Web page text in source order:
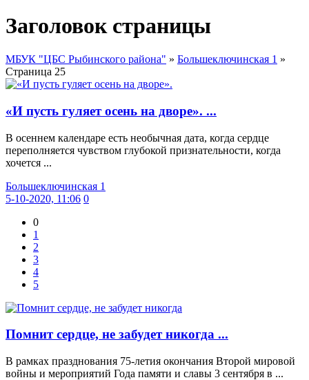
Заголовок страницы
МБУК "ЦБС Рыбинского района" » Большеключинская 1 »
Страница 25
«И пусть гуляет осень на дворе». ...
В осеннем календаре есть необычная дата, когда сердце
переполняется чувством глубокой признательности, когда
хочется ...
Большеключинская 1
5-10-2020, 11:06 0
0
1
2
3
4
5
Помнит сердце, не забудет никогда ...
В рамках празднования 75-летия окончания Второй мировой
войны и мероприятий Года памяти и славы 3 сентября в ...